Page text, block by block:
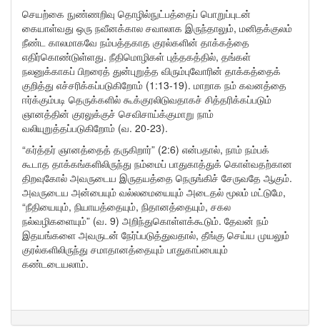
செயற்கை நுண்ணறிவு தொழில்நுட்பத்தைப் பொறுப்புடன்
கையாள்வது ஒரு நவீனக்கால சவாலாக இருந்தாலும், மனிதக்குலம்
நீண்ட காலமாகவே நம்பத்தகாத குரல்களின் தாக்கத்தை
எதிர்கொண்டுள்ளது. நீதிமொழிகள் புத்தகத்தில், தங்கள்
நலனுக்காகப் பிறரைத் துன்புறுத்த விரும்புவோரின் தாக்கத்தைக்
குறித்து எச்சரிக்கப்படுகிறோம் (1:13-19). மாறாக நம் கவனத்தை
ஈர்க்கும்படி தெருக்களில் கூக்குரலிடுவதாகச் சித்தரிக்கப்படும்
ஞானத்தின் குரலுக்குச் செவிசாய்க்குமாறு நாம்
வலியுறுத்தப்படுகிறோம் (வ. 20-23).
“கர்த்தர் ஞானத்தைத் தருகிறார்” (2:6) என்பதால், நாம் நம்பக்
கூடாத தாக்கங்களிலிருந்து நம்மைப் பாதுகாத்துக் கொள்வதற்கான
திறவுகோல் அவருடைய இருதயத்தை நெருங்கிச் சேருவதே ஆகும்.
அவருடைய அன்பையும் வல்லமையையும் அடைதல் மூலம் மட்டுமே,
“நீதியையும், நியாயத்தையும், நிதானத்தையும், சகல
நல்வழிகளையும்” (வ. 9) அறிந்துகொள்ளக்கூடும். தேவன் நம்
இதயங்களை அவருடன் நேர்ப்படுத்துவதால், தீங்கு செய்ய முயலும்
குரல்களிலிருந்து சமாதானத்தையும் பாதுகாப்பையும்
கண்டடையலாம்.